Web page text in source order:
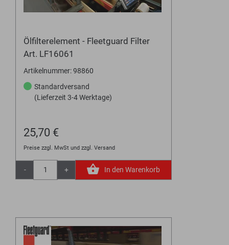
Ölfilterelement - Fleetguard Filter
Art. LF16061
Artikelnummer: 98860
Standardversand
(Lieferzeit 3-4 Werktage)
25,70 €
Preise zzgl. MwSt und zzgl. Versand
- + In den Warenkorb